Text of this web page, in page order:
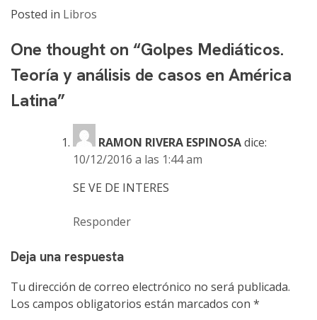
Posted in Libros
One thought on “Golpes Mediáticos.
Teoría y análisis de casos en América
Latina”
RAMON RIVERA ESPINOSAdice:
10/12/2016 a las 1:44 am
SE VE DE INTERES
Responder
Deja una respuesta
Tu dirección de correo electrónico no será publicada.
Los campos obligatorios están marcados con *